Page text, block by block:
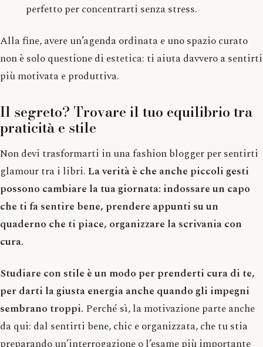
perfetto per concentrarti senza stress.
Alla fine, avere un’agenda ordinata e uno spazio curato
non è solo questione di estetica: ti aiuta davvero a sentirti
più motivata e produttiva.
Il segreto? Trovare il tuo equilibrio tra
praticità e stile
Non devi trasformarti in una fashion blogger per sentirti
glamour tra i libri.La verità è che anche piccoli gesti
possono cambiare la tua giornata: indossare un capo
che ti fa sentire bene, prendere appunti su un
quaderno che ti piace, organizzare la scrivania con
cura.
Studiare con stile è un modo per prenderti cura di te,
per darti la giusta energia anche quando gli impegni
sembrano troppi. Perché sì, la motivazione parte anche
da qui: dal sentirti bene, chic e organizzata, che tu stia
preparando un’interrogazione o l’esame più importante